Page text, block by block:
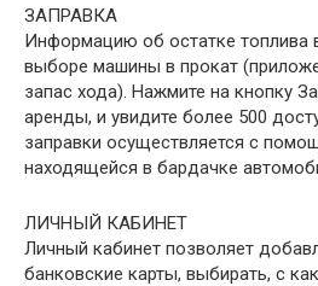
ЗАПРАВКА
Информацию об остатке топлива
выборе машины в прокат
запас хода). Нажмите на кнопку
аренды, и увидите более 500
заправки осуществляется с
находящейся в бардачке
ЛИЧНЫЙ КАБИНЕТ
Личный кабинет позволяет
банковские карты, выбирать, с